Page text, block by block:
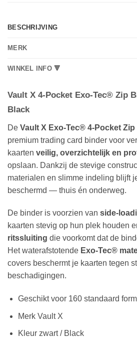
BESCHRIJVING
MERK
WINKEL INFO 🔻
Vault X 4-Pocket Exo-Tec® Zip
Black
De Vault X Exo-Tec® 4-Pocket
premium trading card binder voor
kaarten veilig, overzichtelijk en
opslaan. Dankzij de stevige
materialen en slimme indeling blijft
beschermd — thuis én onderweg.
De binder is voorzien van side-
kaarten stevig op hun plek houden
ritssluiting die voorkomt dat de
Het waterafstotende Exo-Tec®
covers beschermt je kaarten tegen
beschadigingen.
Geschikt voor 160 standaard
Merk Vault X
Kleur zwart / Black